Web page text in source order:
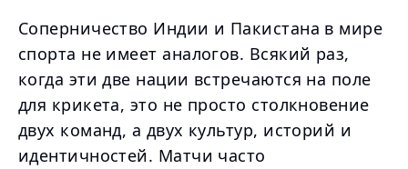
Соперничество Индии и Пакистана в мире
спорта не имеет аналогов. Всякий раз,
когда эти две нации встречаются на поле
для крикета, это не просто столкновение
двух команд, а двух культур, историй и
идентичностей. Матчи часто